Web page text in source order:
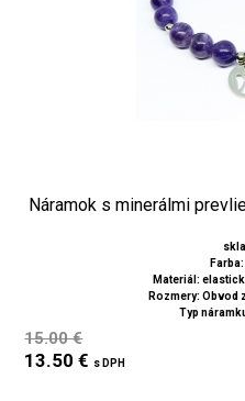
Náramok s minerálmi
Materiál:
Rozmery: Obvod
Typ
15.00 €
13.50 € s DPH